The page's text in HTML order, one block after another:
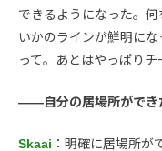
できるようになった。
いかのラインが鮮明に
って。あとはやっぱりチ
――自分の居場所ができ
Skaai ：明確に居場所が